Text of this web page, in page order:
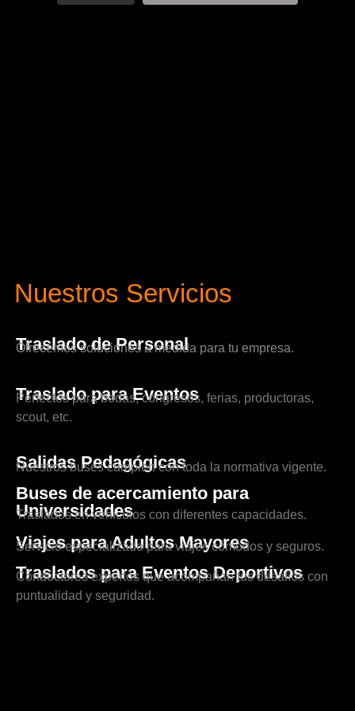
Nuestros Servicios
Traslado de Personal
Ofrecemos soluciones a medida para tu empresa.
Traslado para Eventos
Perfectos para bodas, congresos, ferias, productoras,
scout, etc.
Salidas Pedagógicas
Nuestros buses cumplen con toda la normativa vigente.
Buses de acercamiento para
Universidades
Traslados en vehículos con diferentes capacidades.
Viajes para Adultos Mayores
Servicio especializado para viajes cómodos y seguros.
Traslados para Eventos Deportivos
Conductores expertos que acompañan tus desafíos con
puntualidad y seguridad.